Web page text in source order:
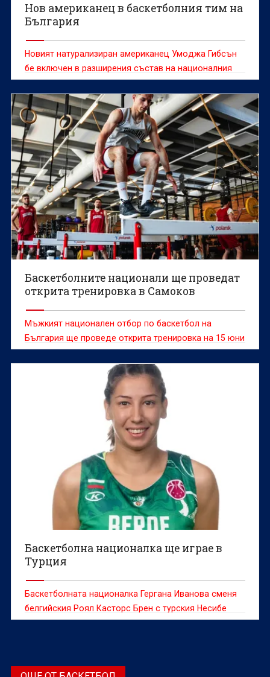
Нов американец в баскетболния тим на
България
Новият натурализиран американец Умоджа Гибсън
бе включен в разширения състав на националния
тим по баскетбол за мъже за срещата с Норвегия на
5 юли в Ботевград.
Баскетболните национали ще проведат
открита тренировка в Самоков
Мъжкият национален отбор по баскетбол на
България ще проведе открита тренировка на 15 юни
(понеделник) от 18:30 часа в „Арена СамЕлион“ в
Баскетболна националка ще играе в
Турция
Баскетболната националка Гергана Иванова сменя
белгийския Роял Касторс Брен с турския Несибе
Айдън.